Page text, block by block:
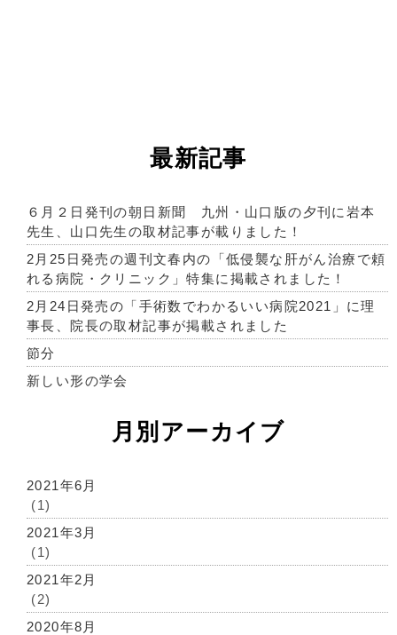
最新記事
６月２日発刊の朝日新聞 九州・山口版の夕刊に岩本
先生、山口先生の取材記事が載りました！
2月25日発売の週刊文春内の「低侵襲な肝がん治療で頼
れる病院・クリニック」特集に掲載されました！
2月24日発売の「手術数でわかるいい病院2021」に理
事長、院長の取材記事が掲載されました
節分
新しい形の学会
月別アーカイブ
2021年6月
(1)
2021年3月
(1)
2021年2月
(2)
2020年8月